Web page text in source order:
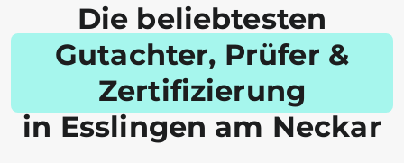
Die beliebtesten
Gutachter, Prüfer &
Zertifizierung
in Esslingen am Neckar